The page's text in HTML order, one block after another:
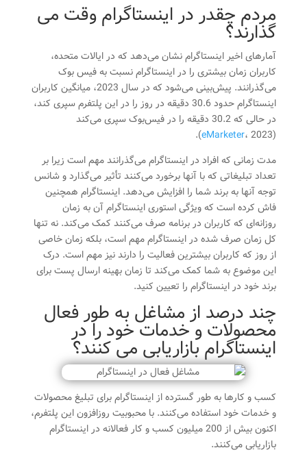
مردم چقدر در اینستاگرام وقت می
گذارند؟
آمارهای اخیر اینستاگرام نشان می‌دهد که در ایالات متحده،
کاربران زمان بیشتری را در اینستاگرام نسبت به فیس بوک
می‌گذرانند. پیش‌بینی می‌شود که در سال 2023، میانگین کاربران
اینستاگرام حدود 30.6 دقیقه در روز را در این پلتفرم سپری کند،
در حالی که 30.2 دقیقه را در فیس‌بوک سپری می‌کند
(
eMarketer، 2023).
مدت زمانی که افراد در اینستاگرام می‌گذرانند مهم است زیرا بر
تعداد تبلیغاتی که با آنها برخورد می‌کنند تأثیر می‌گذارد و شانس
توجه آنها به برند شما را افزایش می‌دهد. اینستاگرام همچنین
فاش کرده است که ویژگی استوری اینستاگرام آن به زمان
روزانه‌ای که کاربران در برنامه صرف می‌کنند کمک می‌کند. نه تنها
کل زمان صرف شده در اینستاگرام مهم است، بلکه زمان خاصی
از روز که کاربران بیشترین فعالیت را دارند نیز مهم است. درک
این موضوع به شما کمک می‌کند تا زمان بهینه ارسال پست برای
برند خود در اینستاگرام را تعیین کنید.
چند درصد از مشاغل به طور فعال
محصولات و خدمات خود را در
اینستاگرام بازاریابی می کنند؟
کسب و کارها به طور گسترده از اینستاگرام برای تبلیغ محصولات
و خدمات خود استفاده می‌کنند. با محبوبیت روزافزون این پلتفرم،
اکنون بیش از 200 میلیون کسب و کار فعالانه در اینستاگرام
بازاریابی می‌کنند.